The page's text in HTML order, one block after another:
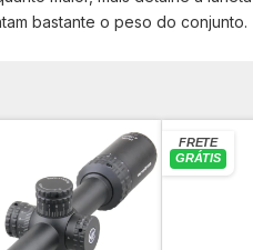
bastante o peso do conjunto.